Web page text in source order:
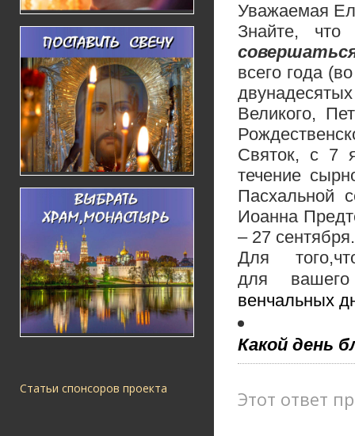
Статьи спонсоров проекта
Уважаемая
Знайте, что
всего года
Великого,
Святок, с 7
течение
Пасхальной
Иоанна
– 27 сентября.
Для
для вашего
венчальных
Какой день
Этот ответ